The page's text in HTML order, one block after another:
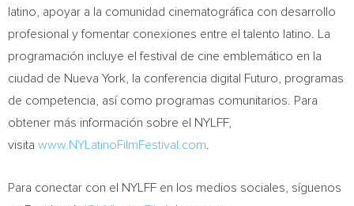
latino, apoyar a la comunidad cinematográfica con desarrollo
profesional y fomentar conexiones entre el talento latino. La
programación incluye el festival de cine emblemático en la
ciudad de Nueva York , la conferencia digital Futuro, programas
de competencia, así como programas comunitarios. Para
obtener más información sobre el NYLFF,
visita www.NYLatinoFilmFestival.com
Para conectar con el NYLFF en los medios sociales, síguenos